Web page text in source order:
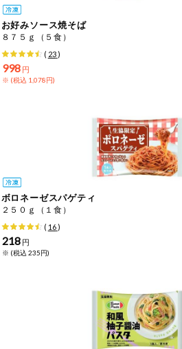
お好みソース焼そば
８７５ｇ（５食）
( 23)
998 円
※ (税込 1,078円)
ボロネーゼスパゲティ
２５０ｇ（１食）
( 16)
218 円
※ (税込 235円)